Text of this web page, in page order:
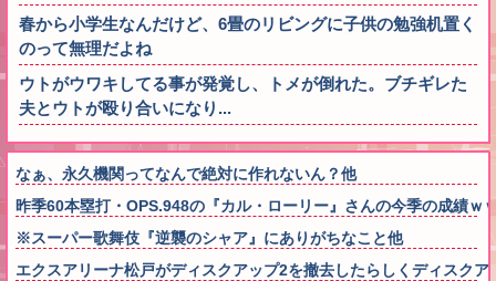
春から小学生なんだけど、6畳のリビングに子供の勉強机置く
のって無理だよね
ウトがウワキしてる事が発覚し、トメが倒れた。ブチギレた
夫とウトが殴り合いになり...
なぁ、永久機関ってなんで絶対に作れないん？他
昨季60本塁打・OPS.948の『カル・ローリー』さんの今季の成績ｗ
※スーパー歌舞伎『逆襲のシャア』にありがちなこと他
エクスアリーナ松戸がディスクアップ2を撤去したらしくディスク